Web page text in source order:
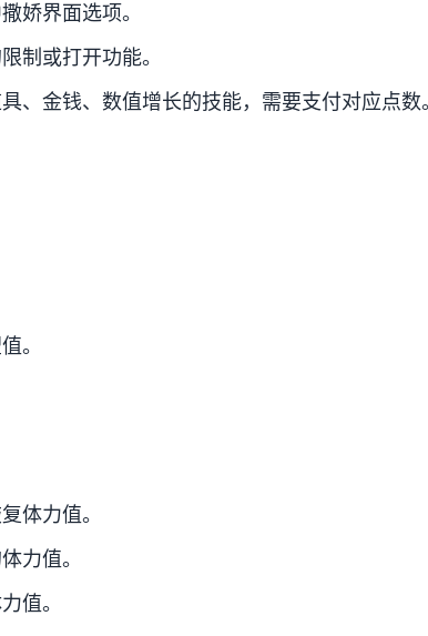
娇界面选项。
制或打开功能。
、金钱、数值增长的技能，需要支付对应点数
。
体力值。
力值。
值。